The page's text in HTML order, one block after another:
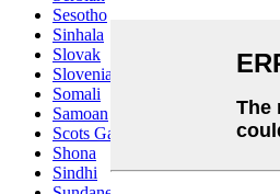
Sesotho
Sinhala
Slovak
Slovenian
Somali
Samoan
Scots Gaelic
Shona
Sindhi